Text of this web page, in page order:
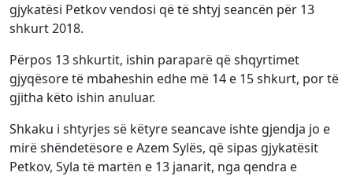
gjykatësi Petkov vendosi që të shtyj seancën për 13
shkurt 2018.
Përpos 13 shkurtit, ishin paraparë që shqyrtimet
gjyqësore të mbaheshin edhe më 14 e 15 shkurt, por të
gjitha këto ishin anuluar.
Shkaku i shtyrjes së këtyre seancave ishte gjendja jo e
mirë shëndetësore e Azem Sylës, që sipas gjykatësit
Petkov, Syla të martën e 13 janarit, nga qendra e